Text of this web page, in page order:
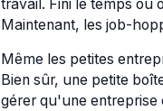
travail. Fini le temps où
Maintenant, les job-
Même les petites
Bien sûr, une petite
gérer qu'une entreprise